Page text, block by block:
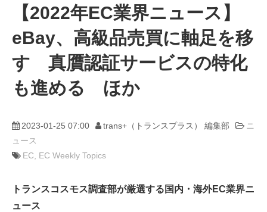
動画
trans-DXプロデューサー
【2022年EC業界ニュース】
eBay、高級品売買に軸足を移
す 真贋認証サービスの特化
も進める ほか
2023-01-25 07:00 trans+（トランスプラス） 編集部
ニ
ュース
EC EC Weekly Topics
トランスコスモス調査部が厳選する国内・海外EC業界ニ
ュース